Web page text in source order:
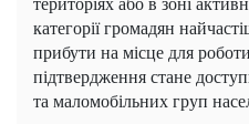
категорії громадян
прибути на місце для
підтвердження стане
та маломобільних груп